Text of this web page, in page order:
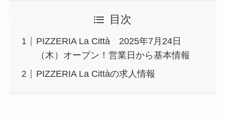
目次
PIZZERIA La Città 2025年7月24日
（木）オープン！営業日から基本情報
PIZZERIA La Cittàの求人情報